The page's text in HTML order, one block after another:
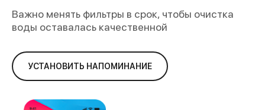
Важно менять фильтры в срок, чтобы очистка
воды оставалась качественной
УСТАНОВИТЬ НАПОМИНАНИЕ